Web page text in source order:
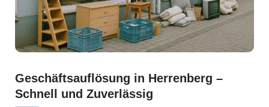
Geschäftsauflösung in Herrenberg –
Schnell und Zuverlässig